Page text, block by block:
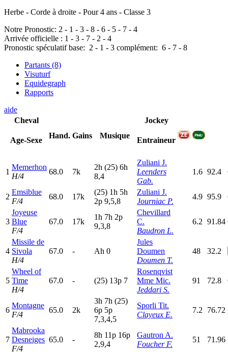
Herbe - Corde à droite - Pour 4 ans - Classe 3
Notre Pronostic: 2 - 1 - 3 - 8 - 6 - 5 - 7 - 4
Arrivée officielle : 1 - 3 - 7 - 2 - 4
Pronostic spéculatif base: 2 - 1 - 3 complément: 6 - 7 - 8
Partants (8)
Visuturf
Equidegraph
Rapports
aide
Cheval
Age-Sexe
Hand. Gains Musique
Jockey
Entraineur
1
Memerhon
H/4
68.0 7k
2h (25) 6h
8,4
Zuliani J.
Leenders
Gab.
1.6 92.4
2
Emsiblue
F/4
68.0 17k
(25) 1h 5h
2p 9,5,8
Zuliani J.
Journiac P.
4.9 95.9
3
Joyeuse
Blue
F/4
67.0 17k
1h 7h 2p
9,3,8
Chevillard
C.
Baudron L.
6.2 91.84
4
Missile de
Sivola
H/4
67.0 - Ah 0
Jules
Doumen
Doumen T.
48 32.2
5
Wheel of
Time
H/4
67.0 - (25) 13p 7
Rosenqvist
Mme Mic.
Jeddari S.
91 72.8
6
Montagne
F/4
65.0 2k
3h 7h (25)
6p 5p
7,3,4,5
Sporli Tit.
Clayeux E.
7.2 76.72
7
Mabrooka
Desneiges
F/4
65.0 -
8h 11p 16p
2,9,4
Gautron A.
Foucher F.
51 71.96